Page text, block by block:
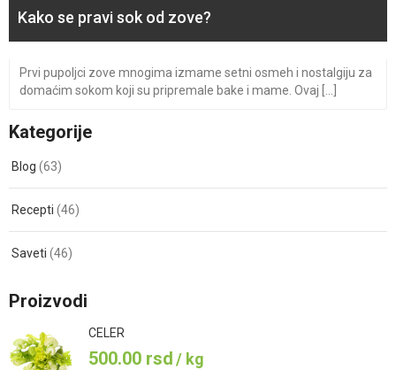
Kako se pravi sok od zove?
Prvi pupoljci zove mnogima izmame setni osmeh i nostalgiju za
domaćim sokom koji su pripremale bake i mame. Ovaj [...]
Kategorije
Blog (63)
Recepti (46)
Saveti (46)
Proizvodi
CELER
500.00 rsd/ kg